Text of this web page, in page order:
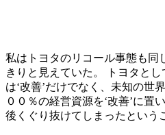
私はトヨタのリコール事態も同
きりと見えていた。 トヨタと
は‘改善’だけでなく、未知の世
００％の経営資源を‘改善’に
後くぐり抜けてしまったという